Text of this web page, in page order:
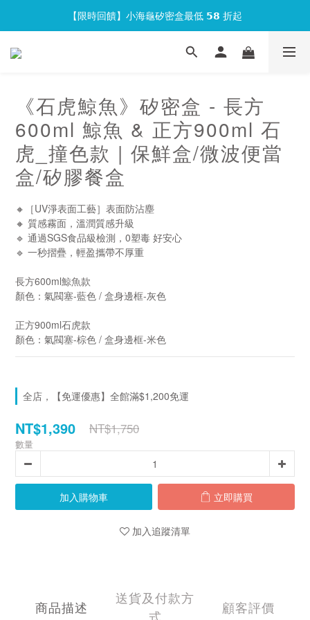
官網會員首次下單現折 $𝟏𝟎𝟎 元❕
【限時回饋】小海龜矽密盒最低 𝟱𝟴 折起
官網會員首次下單現折 $𝟏𝟎𝟎 元❕
《石虎鯨魚》矽密盒 - 長方
600ml 鯨魚 & 正方900ml 石
虎_撞色款 | 保鮮盒/微波便當
盒/矽膠餐盒
🔸［UV淨表面工藝］表面防沾塵
🔸 質感霧面，溫潤質感升級
🔹 通過SGS食品級檢測，0塑毒 好安心
🔹 一秒摺疊，輕盈攜帶不厚重
長方600ml鯨魚款
顏色：氣閥塞-藍色 / 盒身邊框-灰色
正方900ml石虎款
顏色：氣閥塞-棕色 / 盒身邊框-米色
全店，【免運優惠】全館滿$1,200免運
NT$1,390 NT$1,750
數量
加入購物車 立即購買
加入追蹤清單
商品描述
送貨及付款方
式
顧客評價